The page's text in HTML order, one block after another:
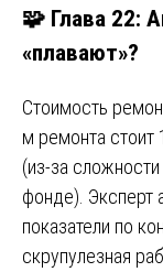
🧩 Глава 22:
«плавают»?
Стоимость
м ремонта
(из-за
фонде). Эксперт
показатели по
скрупулезная